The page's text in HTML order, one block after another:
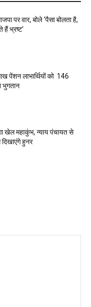
पर वार, बोले ‘पैसा बोलता है,
हैं भ्रष्ट’
पेंशन लाभार्थियों को ₹ 146
भुगतान
खेल महाकुंभ, न्याय पंचायत से
हुनर